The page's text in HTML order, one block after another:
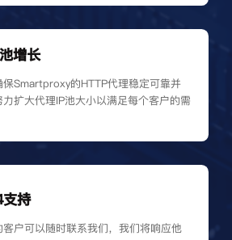
增长
保Smartproxy的HTTP代理稳定可靠并
力扩大代理IP池大小以满足每个客户的需
持
客户可以随时联系我们，我们将响应他